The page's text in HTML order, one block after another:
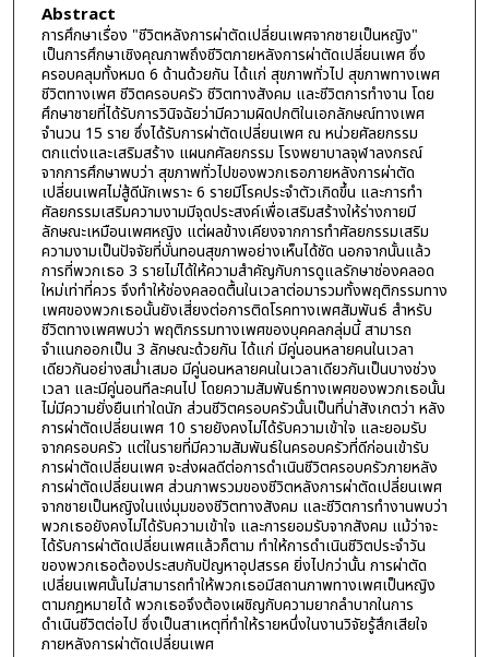
Abstract
การศึกษาเรื่อง "ชีวิตหลังการผ่าตัดเปลี่ยนเพศจากชายเป็นหญิง"
เป็นการศึกษาเชิงคุณภาพถึงชีวิตภายหลังการผ่าตัดเปลี่ยนเพศ ซึ่ง
ครอบคลุมทั้งหมด 6 ด้านด้วยกัน ได้แก่ สุขภาพทั่วไป สุขภาพทางเพศ
ชีวิตทางเพศ ชีวิตครอบครัว ชีวิตทางสังคม และชีวิตการทำงาน โดย
ศึกษาชายที่ได้รับการวินิจฉัยว่ามีความผิดปกติในเอกลักษณ์ทางเพศ
จำนวน 15 ราย ซึ่งได้รับการผ่าตัดเปลี่ยนเพศ ณ หน่วยศัลยกรรม
ตกแต่งและเสริมสร้าง แผนกศัลยกรรม โรงพยาบาลจุฬาลงกรณ์
จากการศึกษาพบว่า สุขภาพทั่วไปของพวกเธอภายหลังการผ่าตัด
เปลี่ยนเพศไม่สู้ดีนักเพราะ 6 รายมีโรคประจำตัวเกิดขึ้น และการทำ
ศัลยกรรมเสริมความงามมีจุดประสงค์เพื่อเสริมสร้างให้ร่างกายมี
ลักษณะเหมือนเพศหญิง แต่ผลข้างเคียงจากการทำศัลยกรรมเสริม
ความงามเป็นปัจจัยที่บั่นทอนสุขภาพอย่างเห็นได้ชัด นอกจากนั้นแล้ว
การที่พวกเธอ 3 รายไม่ได้ให้ความสำคัญกับการดูแลรักษาช่องคลอด
ใหม่เท่าที่ควร จึงทำให้ช่องคลอดตื้นในเวลาต่อมารวมทั้งพฤติกรรมทาง
เพศของพวกเธอนั้นยังเสี่ยงต่อการติดโรคทางเพศสัมพันธ์ สำหรับ
ชีวิตทางเพศพบว่า พฤติกรรมทางเพศของบุคคลกลุ่มนี้ สามารถ
จำแนกออกเป็น 3 ลักษณะด้วยกัน ได้แก่ มีคู่นอนหลายคนในเวลา
เดียวกันอย่างสม่ำเสมอ มีคู่นอนหลายคนในเวลาเดียวกันเป็นบางช่วง
เวลา และมีคู่นอนทีละคนไป โดยความสัมพันธ์ทางเพศของพวกเธอนั้น
ไม่มีความยั่งยืนเท่าใดนัก ส่วนชีวิตครอบครัวนั้นเป็นที่น่าสังเกตว่า หลัง
การผ่าตัดเปลี่ยนเพศ 10 รายยังคงไม่ได้รับความเข้าใจ และยอมรับ
จากครอบครัว แต่ในรายที่มีความสัมพันธ์ในครอบครัวที่ดีก่อนเข้ารับ
การผ่าตัดเปลี่ยนเพศ จะส่งผลดีต่อการดำเนินชีวิตครอบครัวภายหลัง
การผ่าตัดเปลี่ยนเพศ ส่วนภาพรวมของชีวิตหลังการผ่าตัดเปลี่ยนเพศ
จากชายเป็นหญิงในแง่มุมของชีวิตทางสังคม และชีวิตการทำงานพบว่า
พวกเธอยังคงไม่ได้รับความเข้าใจ และการยอมรับจากสังคม แม้ว่าจะ
ได้รับการผ่าตัดเปลี่ยนเพศแล้วก็ตาม ทำให้การดำเนินชีวิตประจำวัน
ของพวกเธอต้องประสบกับปัญหาอุปสรรค ยิ่งไปกว่านั้น การผ่าตัด
เปลี่ยนเพศนั้นไม่สามารถทำให้พวกเธอมีสถานภาพทางเพศเป็นหญิง
ตามกฎหมายได้ พวกเธอจึงต้องเผชิญกับความยากลำบากในการ
ดำเนินชีวิตต่อไป ซึ่งเป็นสาเหตุที่ทำให้รายหนึ่งในงานวิจัยรู้สึกเสียใจ
ภายหลังการผ่าตัดเปลี่ยนเพศ